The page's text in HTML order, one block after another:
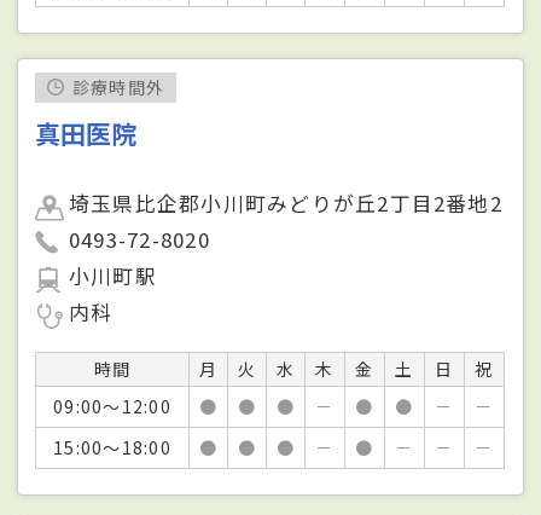
診療時間外
真田医院
埼玉県比企郡小川町みどりが丘2丁目2番地2
0493-72-8020
小川町駅
内科
時間 月 火 水 木 金 土 日
祝
09:00～12:00
● ● ● － ● ● －
－
15:00～18:00
● ● ● － ● － － －